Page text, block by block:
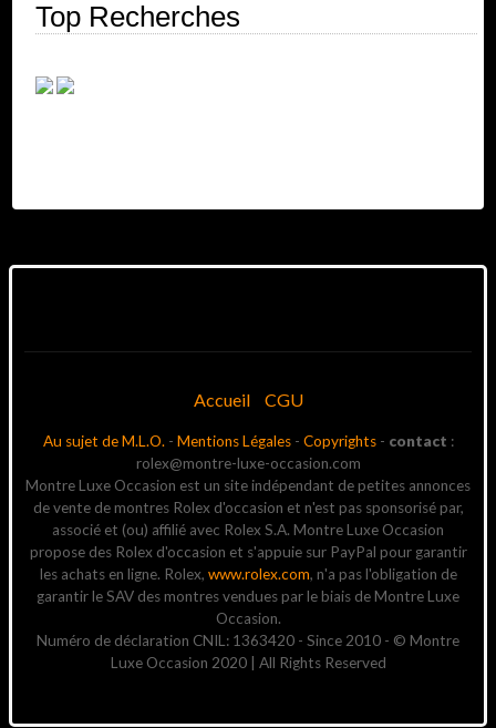
Top Recherches
Accueil CGU
Au sujet de M.L.O.- Mentions Légales- Copyrights- contact :
rolex@montre-luxe-occasion.com
Montre Luxe Occasion est un site indépendant de petites annonces
de vente de montres Rolex d'occasion et n'est pas sponsorisé par,
associé et (ou) affilié avec Rolex S.A. Montre Luxe Occasion
propose des Rolex d'occasion et s'appuie sur PayPal pour garantir
les achats en ligne. Rolex, www.rolex.com, n'a pas l'obligation de
garantir le SAV des montres vendues par le biais de Montre Luxe
Occasion.
Numéro de déclaration CNIL: 1363420 - Since 2010 - © Montre
Luxe Occasion 2020 | All Rights Reserved